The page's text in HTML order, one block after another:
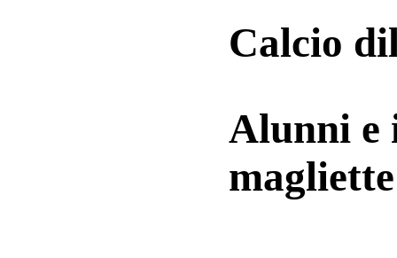
Calcio
Alunni e